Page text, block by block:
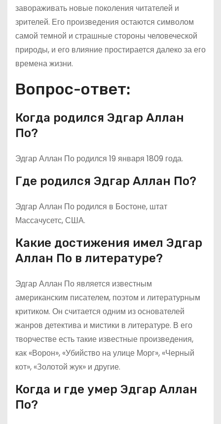
завораживать новые поколения читателей и
зрителей. Его произведения остаются символом
самой темной и страшные стороны человеческой
природы, и его влияние простирается далеко за его
времена жизни.
Вопрос-ответ:
Когда родился Эдгар Аллан
По?
Эдгар Аллан По родился 19 января 1809 года.
Где родился Эдгар Аллан По?
Эдгар Аллан По родился в Бостоне, штат
Массачусетс, США.
Какие достижения имел Эдгар
Аллан По в литературе?
Эдгар Аллан По является известным
американским писателем, поэтом и литературным
критиком. Он считается одним из основателей
жанров детектива и мистики в литературе. В его
творчестве есть такие известные произведения,
как «Ворон», «Убийство на улице Морг», «Черный
кот», «Золотой жук» и другие.
Когда и где умер Эдгар Аллан
По?